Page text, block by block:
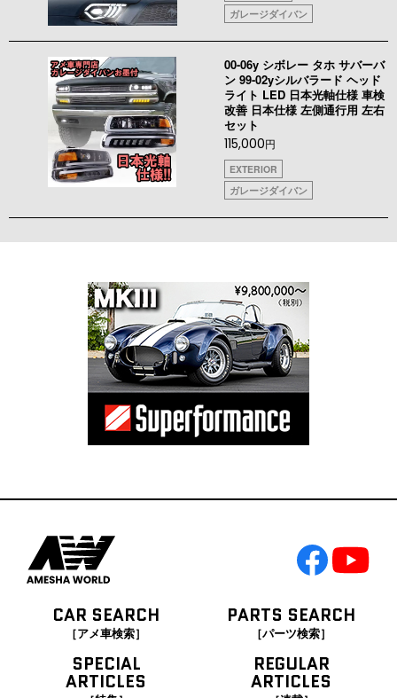
ガレージダイバン
00-06y シボレー タホ サバーバ
ン 99-02yシルバラード ヘッド
ライト LED 日本光軸仕様 車検
改善 日本仕様 左側通行用 左右
セット
115,000円
EXTERIOR
ガレージダイバン
CAR SEARCH
［アメ車検索］
PARTS SEARCH
［パーツ検索］
SPECIAL
ARTICLES
REGULAR
ARTICLES